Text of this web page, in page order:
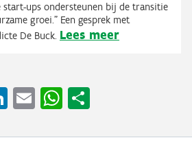
start-ups ondersteunen bij de transitie
groei." Een gesprek met
De Buck. Lees meer
LinkedIn
EmailWhatsApp